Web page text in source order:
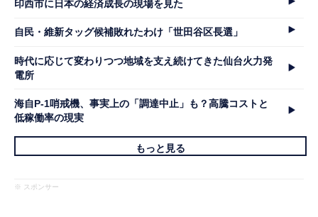
印西市に日本の経済成長の現場を見た
自民・維新タッグ候補敗れたわけ「世田谷区長選」
時代に応じて変わりつつ地域を支え続けてきた仙台火力発
電所
海自P-1哨戒機、事実上の「調達中止」も？高騰コストと
低稼働率の現実
もっと見る
※ スポンサー